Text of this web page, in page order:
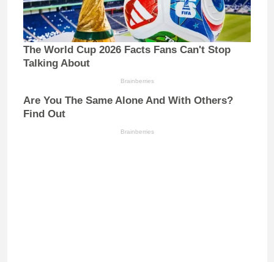
The World Cup 2026 Facts Fans Can't Stop
Talking About
Brainberries
Are You The Same Alone And With Others?
Find Out
Brainberries